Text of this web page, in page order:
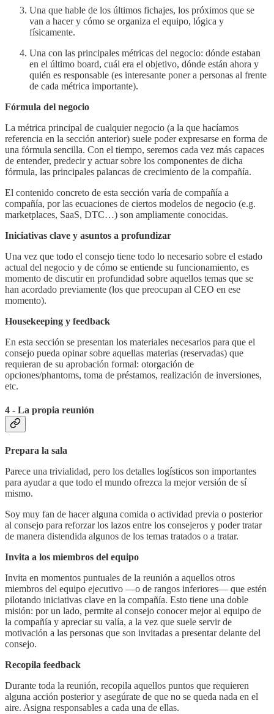
Una que hable de los últimos fichajes, los próximos que se
van a hacer y cómo se organiza el equipo, lógica y
físicamente.
Una con las principales métricas del negocio: dónde estaban
en el último board, cuál era el objetivo, dónde están ahora y
quién es responsable (es interesante poner a personas al frente
de cada métrica importante).
Fórmula del negocio
La métrica principal de cualquier negocio (a la que hacíamos
referencia en la sección anterior) suele poder expresarse en forma de
una fórmula sencilla. Con el tiempo, seremos cada vez más capaces
de entender, predecir y actuar sobre los componentes de dicha
fórmula, las principales palancas de crecimiento de la compañía.
El contenido concreto de esta sección varía de compañía a
compañía, por las ecuaciones de ciertos modelos de negocio (e.g.
marketplaces, SaaS, DTC…) son ampliamente conocidas.
Iniciativas clave y asuntos a profundizar
Una vez que todo el consejo tiene todo lo necesario sobre el estado
actual del negocio y de cómo se entiende su funcionamiento, es
momento de discutir en profundidad sobre aquellos temas que se
han acordado previamente (los que preocupan al CEO en ese
momento).
Housekeeping y feedback
En esta sección se presentan los materiales necesarios para que el
consejo pueda opinar sobre aquellas materias (reservadas) que
requieran de su aprobación formal: otorgación de
opciones/phantoms, toma de préstamos, realización de inversiones,
etc.
4 - La propia reunión
Prepara la sala
Parece una trivialidad, pero los detalles logísticos son importantes
para ayudar a que todo el mundo ofrezca la mejor versión de sí
mismo.
Soy muy fan de hacer alguna comida o actividad previa o posterior
al consejo para reforzar los lazos entre los consejeros y poder tratar
de manera distendida algunos de los temas tratados o a tratar.
Invita a los miembros del equipo
Invita en momentos puntuales de la reunión a aquellos otros
miembros del equipo ejecutivo —o de rangos inferiores— que estén
pilotando iniciativas clave en la compañía. Esto tiene una doble
misión: por un lado, permite al consejo conocer mejor al equipo de
la compañía y apreciar su valía, a la vez que suele servir de
motivación a las personas que son invitadas a presentar delante del
consejo.
Recopila feedback
Durante toda la reunión, recopila aquellos puntos que requieren
alguna acción posterior y asegúrate de que no se queda nada en el
aire. Asigna responsables a cada una de ellas.